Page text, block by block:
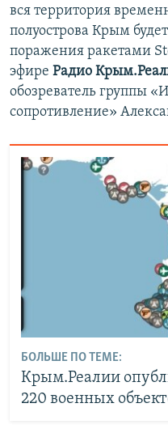
вся территория
полуострова Крым
поражения ракетами
эфире Радио
обозреватель группы
сопротивление»
БОЛЬШЕ ПО ТЕМЕ:
Крым.Реалии
220 военных